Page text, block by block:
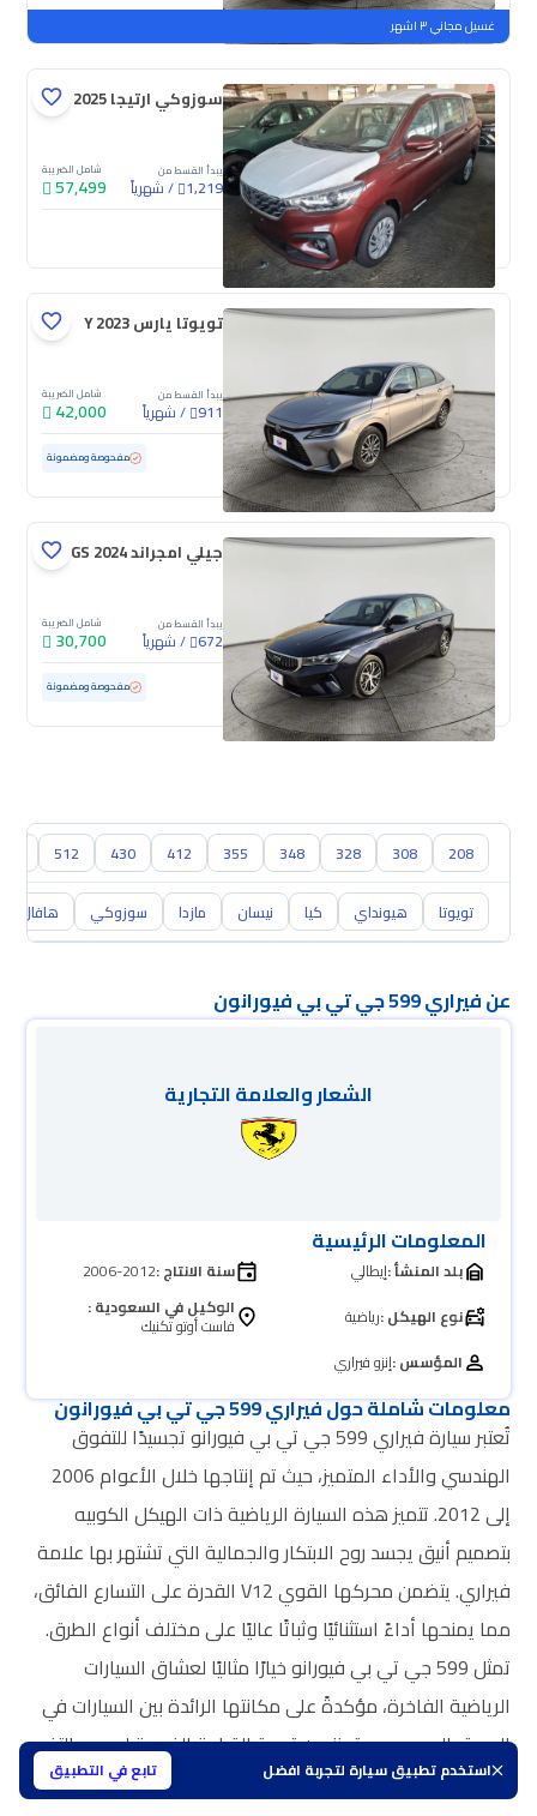
استخدم تطبيق سيارة لتجربة افضل تابع في التطبيق
غسيل مجاني ٣ اشهر
سوزوكي ارتيجا GL 2025
يبدأ القسط من
1,219
/شهرياً
شامل الضريبة
57,499
جديدة
تويوتا يارس Y 2023
يبدأ القسط من
911
/شهرياً
شامل الضريبة
42,000
مستعملة 155,790 كم مفحوصة ومضمونة
جيلي امجراند GS 2024
يبدأ القسط من
672
/شهرياً
شامل الضريبة
30,700
مستعملة 62,322 كم مفحوصة ومضمونة
208
308
328
348
355
412
430
512
تويوتا هيونداي كيا نيسان مازدا سوزوكي هافال
عن فيراري 599 جي تي بي فيورانون
الشعار والعلامة التجارية
المعلومات الرئيسية
بلد المنشأ :إيطالي سنة الانتاج :2006-2012
نوع الهيكل :رياضية الوكيل في السعودية :
فاست أوتو تكنيك
المؤسس :إنزو فيراري
معلومات شاملة حول فيراري 599 جي تي بي فيورانون
تُعتبر سيارة فيراري 599 جي تي بي فيورانو تجسيدًا للتفوق
الهندسي والأداء المتميز، حيث تم إنتاجها خلال الأعوام 2006
إلى 2012. تتميز هذه السيارة الرياضية ذات الهيكل الكوبيه
بتصميم أنيق يجسد روح الابتكار والجمالية التي تشتهر بها علامة
فيراري. يتضمن محركها القوي V12 القدرة على التسارع الفائق،
مما يمنحها أداءً استثنائيًا وثباتًا عاليًا على مختلف أنواع الطرق.
تمثل 599 جي تي بي فيورانو خيارًا مثاليًا لعشاق السيارات
الرياضية الفاخرة، مؤكدةً على مكانتها الرائدة بين السيارات في
السوق السعودي وتعزز من تجربة القيادة الفريدة لمحبي التفرد
والفخامة.